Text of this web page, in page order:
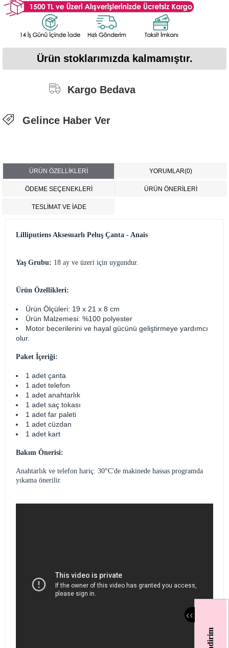
‹‹
Ürün stoklarımızda kalmamıştır.
Kargo Bedava
Gelince Haber Ver
ÜRÜN ÖZELLIKLERI YORUMLAR(0)
ÖDEME SEÇENEKLERI ÜRÜN ÖNERILERI
TESLİMAT VE İADE
Lilliputiens Aksesuarlı Peluş Çanta - Anais
Yaş Grubu: 18 ay ve üzeri için uygundur.
Ürün Özellikleri:
Ürün Ölçüleri: 19 x 21 x 8 cm
Ürün Malzemesi: %100 polyester
Motor becerilerini ve hayal gücünü geliştirmeye yardımcı
olur.
Paket İçeriği:
1 adet çanta
1 adet telefon
1 adet anahtarlık
1 adet saç tokası
1 adet far paleti
1 adet cüzdan
1 adet kart
Bakım Önerisi:
Anahtarlık ve telefon hariç. 30°C'de makinede hassas programda
yıkama önerilir.